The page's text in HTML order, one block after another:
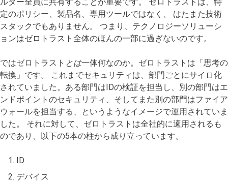
定のポリシー、製品名、専用ツールではなく、 はたまた技術
スタックでもありません。 つまり、テクノロジーソリューシ
ョンはゼロトラスト全体のほんの一部に過ぎないのです。
ではゼロトラスト とは一体何なのか。ゼロトラストは「思考の
転換」です。 これまでセキュリティは、部門ごとにサイロ化
されていました。ある部門はIDの検証を担当し、別の部門はエ
ンドポイントのセキュリティ、そしてまた別の部門はファイア
ウォールを担当する、というようなイメージで運用されていま
した。 それに対して、ゼロトラストは全社的に適用されるも
のであり、以下の5本の柱から成り立っています。
ID
デバイス